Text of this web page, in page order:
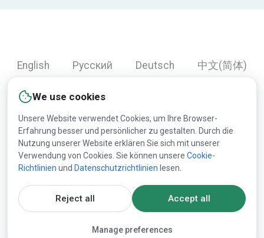
We use cookies
Unsere Website verwendet Cookies, um Ihre Browser-
Erfahrung besser und persönlicher zu gestalten. Durch die
Nutzung unserer Website erklären Sie sich mit unserer
Verwendung von Cookies. Sie können unsere Cookie-
Richtlinien und Datenschutzrichtlinien lesen.
Reject all Accept all
Manage preferences
English Русский Deutsch
中文(简体)
العربية
Türkçe
Copyright © 2000-2026 Lesprom Network. Alle Rechte
vorbehalten.
Die Publikation der Informationen von dieser Website ist
ohne vorherige Zustimmung von Lesprom strengst verboten.